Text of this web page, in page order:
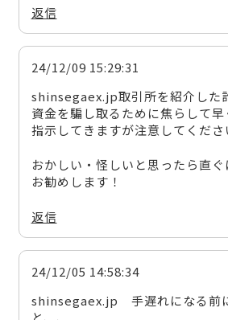
返信
24/12/09 15:29:31
shinsegaex.jp取引所を紹介した
資金を騙し取るために焦らして
指示してきますが注意してくださ
おかしい・怪しいと思ったら直
お勧めします！
返信
24/12/05 14:58:34
shinsegaex.jp 手遅れになる前